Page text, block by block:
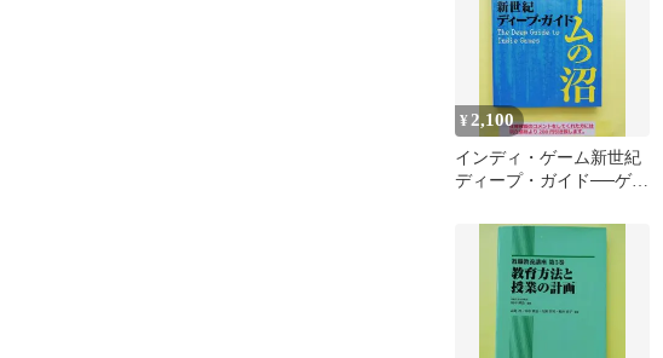
¥2,100
インディ・ゲーム新世紀
ディープ・ガイド──ゲー